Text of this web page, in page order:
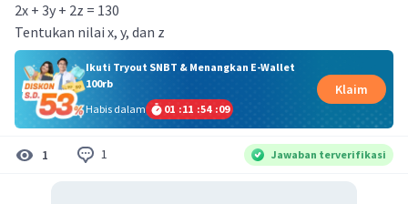
2x + 3y + 2z = 130
Tentukan nilai x, y, dan z
Ikuti Tryout SNBT & Menangkan E-Wallet
100rb
Habis dalam
01 :11 :54 :09
Klaim
1 1 Jawaban terverifikasi